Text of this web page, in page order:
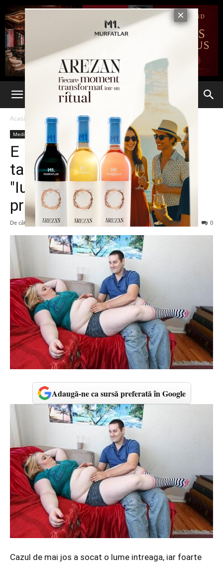
Acasă Media
Media
E IREAL ce face aceasta
tanara IN FIECARE ZI!
"Iubitul ma striga Scroafa
prin casa"
De către admin - 5 iulie 2014 0
Adaugă-ne ca sursă preferată în Google
Cazul de mai jos a socat o lume intreaga, iar foarte